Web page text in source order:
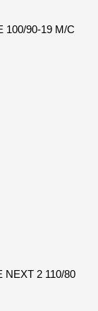
90-19 M/C
2 110/80